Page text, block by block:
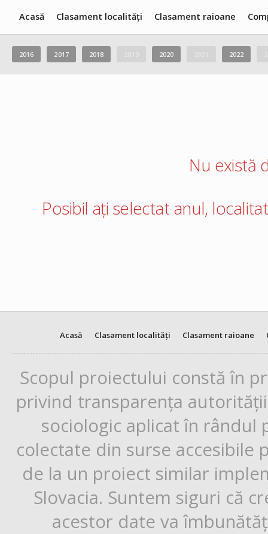
Acasă Clasament localități Clasament raioane
2016 2017 2018 2020 2022
Nu există
Posibil ați selectat anul,
Acasă Clasament localități Clasament raioane
Scopul proiectului constă în
privind transparența
sociologic aplicat în rândul
colectate din surse
de la un proiect similar
Slovacia. Suntem siguri că
acestor date va